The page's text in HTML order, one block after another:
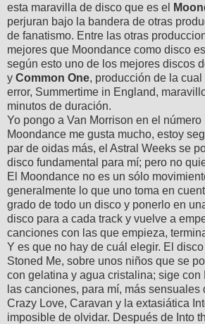
esta maravilla de disco que es el
perjuran bajo la bandera de otras
de fanatismo. Entre las otras
mejores que Moondance como disco
según esto uno de los mejores discos
y Common One, producción de la
error, Summertime in England,
minutos de duración.
Yo pongo a Van Morrison en el
Moondance me gusta mucho, estoy
par de oidas más, el Astral Weeks se
disco fundamental para mí; pero no
El Moondance no es un sólo
generalmente lo que uno toma en
grado de todo un disco y ponerlo en
disco para a cada track y vuelve a
canciones con las que empieza,
Y es que no hay de cuál elegir. El
Stoned Me, sobre unos niños que se
con gelatina y agua cristalina; sige con
las canciones, para mí, más sensuales
Crazy Love, Caravan y la extasiática
imposible de olvidar. Después de Into